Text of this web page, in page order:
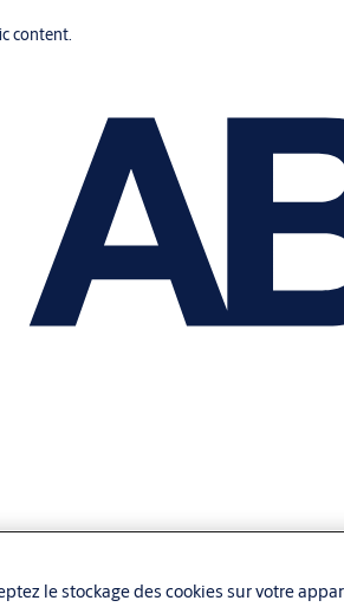
content.
le stockage des cookies sur votre